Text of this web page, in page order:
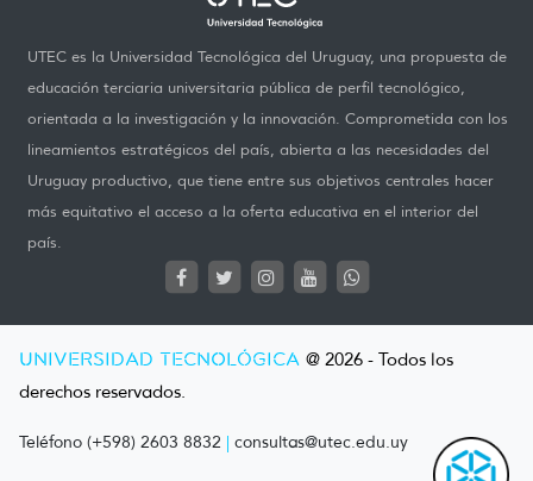
UTEC es la Universidad Tecnológica del Uruguay, una propuesta de
educación terciaria universitaria pública de perfil tecnológico,
orientada a la investigación y la innovación. Comprometida con los
lineamientos estratégicos del país, abierta a las necesidades del
Uruguay productivo, que tiene entre sus objetivos centrales hacer
más equitativo el acceso a la oferta educativa en el interior del
país.
UNIVERSIDAD TECNOLÓGICA @ 2026 - Todos los
derechos reservados.
Teléfono (+598) 2603 8832 | consultas@utec.edu.uy